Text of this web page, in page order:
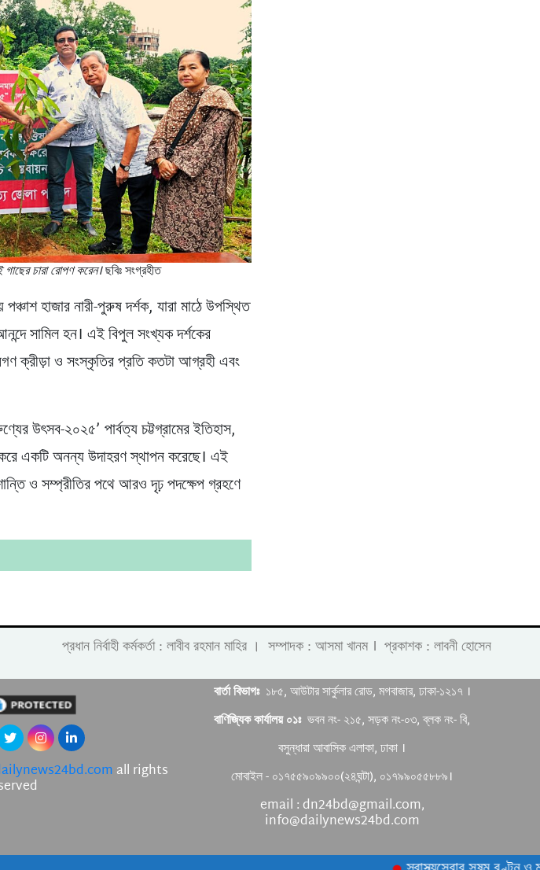
গাছের চারা রোপণ করেন।ছবিঃ সংগ্রহীত
হাজার নারী-পুরুষ দর্শক, যারা মাঠে উপস্থিত
সামিল হন। এই বিপুল সংখ্যক দর্শকের
ক্রীড়া ও সংস্কৃতির প্রতি কতটা আগ্রহী এবং
উৎসব-২০২৫’ পার্বত্য চট্টগ্রামের ইতিহাস,
একটি অনন্য উদাহরণ স্থাপন করেছে। এই
ও সম্প্রীতির পথে আরও দৃঢ় পদক্ষেপ গ্রহণে
প্রধান নির্বাহী কর্মকর্তা : লাবীব রহমান মাহির । সম্পাদক : আসমা খানম । প্রকাশক : লাবনী হোসেন
all rights
বার্তা বিভাগঃ১৮৫, আউটার সার্কুলার রোড, মগবাজার, ঢাকা-১২১৭ ।
বাণিজ্যিক কার্যালয় ০১ঃভবন নং- ২১৫, সড়ক নং-০৩, ব্লক নং- বি,
বসুন্ধারা আবাসিক এলাকা, ঢাকা ।
মোবাইল - ০১৭৫৫৯০৯৯০০(২৪ঘন্টা), ০১৭৯৯০৫৫৮৮৯।
email : dn24bd@gmail.com,
info@dailynews24bd.com